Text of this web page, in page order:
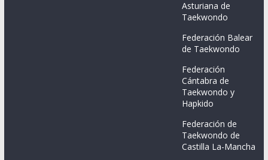
Asturiana de
Taekwondo
Federación Balear
de Taekwondo
Federación
Cántabra de
Taekwondo y
Hapkido
Federación de
Taekwondo de
Castilla La-Mancha